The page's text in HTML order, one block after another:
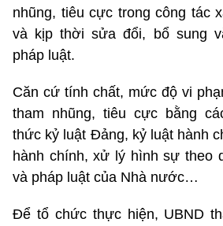
nhũng, tiêu cực trong công tác
và kịp thời sửa đổi, bổ sung
pháp luật.
Căn cứ tính chất, mức độ vi
tham nhũng, tiêu cực bằng
thức kỷ luật Đảng, kỷ luật hành
hành chính, xử lý hình sự theo
và pháp luật của Nhà nước…
Để tổ chức thực hiện, UBND